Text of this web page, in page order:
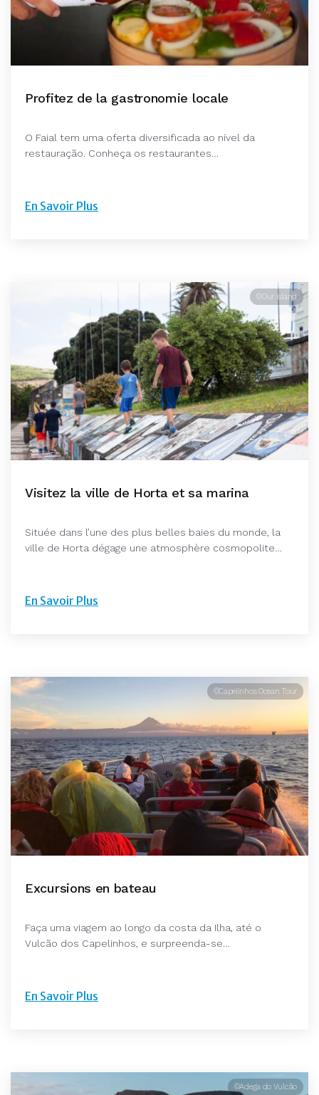
Profitez de la gastronomie locale
O Faial tem uma oferta diversificada ao nível da
restauração. Conheça os restaurantes…
En Savoir Plus
©Our Island
Visitez la ville de Horta et sa marina
Située dans l’une des plus belles baies du monde, la
ville de Horta dégage une atmosphère cosmopolite…
En Savoir Plus
©Capelinhos Ocean Tour
Excursions en bateau
Faça uma viagem ao longo da costa da Ilha, até o
Vulcão dos Capelinhos, e surpreenda-se…
En Savoir Plus
©Adega do Vulcão